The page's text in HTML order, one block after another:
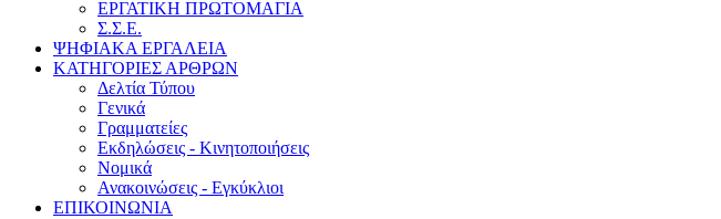
ΕΡΓΑΤΙΚΗ ΠΡΩΤΟΜΑΓΙΑ
Σ.Σ.Ε.
ΨΗΦΙΑΚΑ ΕΡΓΑΛΕΙΑ
ΚΑΤΗΓΟΡΙΕΣ ΑΡΘΡΩΝ
Δελτία Τύπου
Γενικά
Γραμματείες
Εκδηλώσεις - Κινητοποιήσεις
Νομικά
Ανακοινώσεις - Εγκύκλιοι
ΕΠΙΚΟΙΝΩΝΙΑ